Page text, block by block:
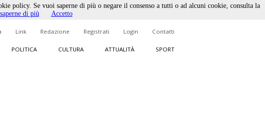
Link Redazione Registrati Login Contatti
POLITICA CULTURA ATTUALITÀ SPORT
policy. Se vuoi saperne di più o negare il consenso a tutti o ad alcuni cookie, consulta la
di più Accetto